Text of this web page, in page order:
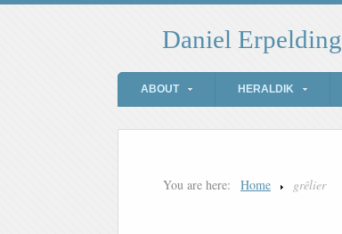
Daniel Erpelding
ABOUT HERALDIK
You are here: Home grêlier